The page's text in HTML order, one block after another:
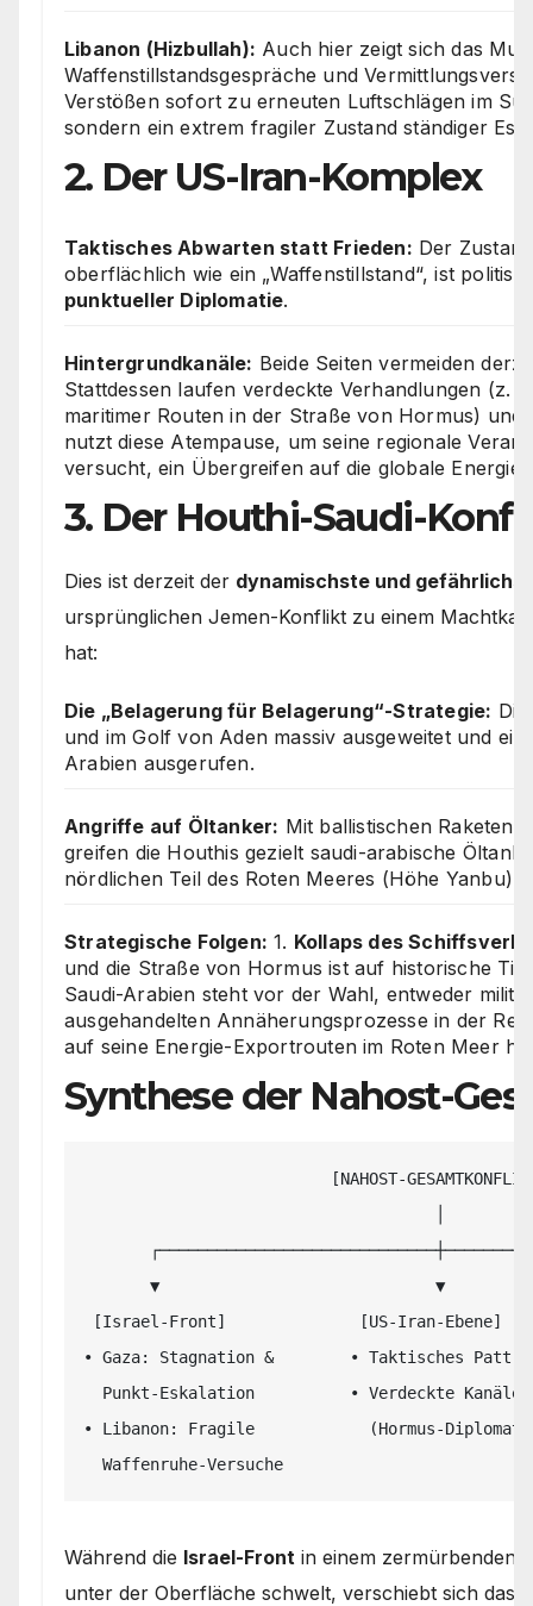
Libanon (Hizbullah): Auch hier zeigt sich das
Waffenstillstandsgespräche und
Verstößen sofort zu erneuten Luftschlägen im
sondern ein extrem fragiler Zustand ständiger
2. Der US-Iran-Komplex
Taktisches Abwarten statt Frieden: Der
oberflächlich wie ein „Waffenstillstand“, ist
punktueller Diplomatie.
Hintergrundkanäle: Beide Seiten vermeiden
Stattdessen laufen verdeckte Verhandlungen (z.
maritimer Routen in der Straße von Hormus)
nutzt diese Atempause, um seine regionale
versucht, ein Übergreifen auf die globale
3. Der Houthi-Saudi-
Dies ist derzeit der dynamischste und
ursprünglichen Jemen-Konflikt zu einem
hat:
Die „Belagerung für Belagerung“-Strategie:
und im Golf von Aden massiv ausgeweitet und
Arabien ausgerufen.
Angriffe auf Öltanker: Mit ballistischen Raketen
greifen die Houthis gezielt saudi-arabische
nördlichen Teil des Roten Meeres (Höhe Yanbu)
Strategische Folgen: 1. Kollaps des
und die Straße von Hormus ist auf historische
Saudi-Arabien steht vor der Wahl, entweder
ausgehandelten Annäherungsprozesse in der
auf seine Energie-Exportrouten im Roten Meer
Synthese der Nahost-
• Gaza: Stagnation &        • Taktisches Patt
• Libanon: Fragile            (Hormus-
Während die Israel-Front in einem zermürbenden
unter der Oberfläche schwelt, verschiebt sich das